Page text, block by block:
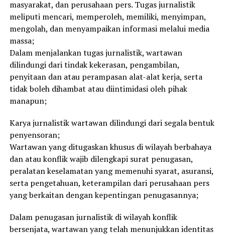
masyarakat, dan perusahaan pers. Tugas jurnalistik
meliputi mencari, memperoleh, memiliki, menyimpan,
mengolah, dan menyampaikan informasi melalui media
massa;
Dalam menjalankan tugas jurnalistik, wartawan
dilindungi dari tindak kekerasan, pengambilan,
penyitaan dan atau perampasan alat-alat kerja, serta
tidak boleh dihambat atau diintimidasi oleh pihak
manapun;
Karya jurnalistik wartawan dilindungi dari segala bentuk
penyensoran;
Wartawan yang ditugaskan khusus di wilayah berbahaya
dan atau konflik wajib dilengkapi surat penugasan,
peralatan keselamatan yang memenuhi syarat, asuransi,
serta pengetahuan, keterampilan dari perusahaan pers
yang berkaitan dengan kepentingan penugasannya;
Dalam penugasan jurnalistik di wilayah konflik
bersenjata, wartawan yang telah menunjukkan identitas